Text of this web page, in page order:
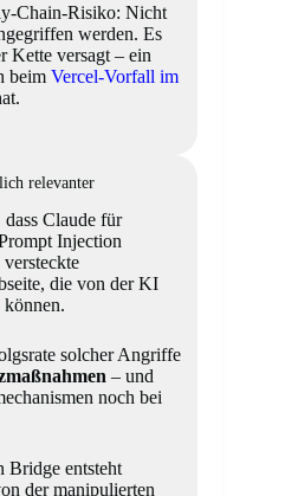
Chain-Risiko: Nicht
werden. Es
Kette versagt – ein
beimVercel-Vorfall im
relevanter
Claude für
Injection
die von der KI
können.
solcher Angriffe
– und
noch bei
Bridge entsteht
der manipulierten